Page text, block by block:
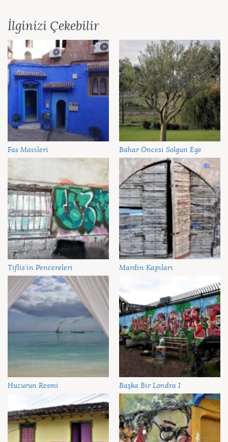
İlginizi Çekebilir
Fas Mavileri Bahar Öncesi Solgun Ege
Tiflis’in Pencereleri Mardin Kapıları
Huzurun Resmi Başka Bir Londra I